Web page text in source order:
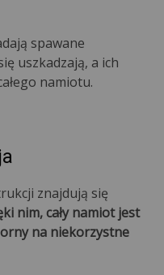
spawane
uszkadzają, a ich
namiotu.
znajdują się
nim, cały namiot jest
na niekorzystne